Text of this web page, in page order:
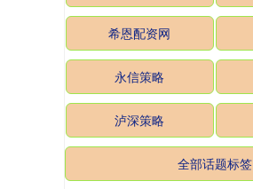
希恩配资网
永信策略
泸深策略
全部话题标签